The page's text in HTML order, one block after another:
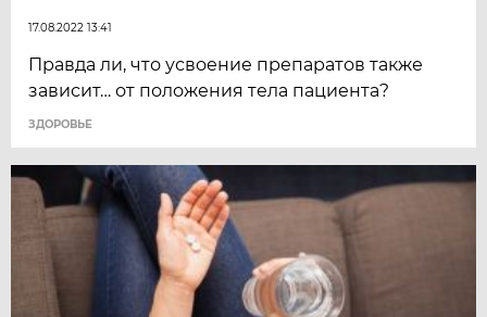
17.08.2022 13:41
Правда ли, что усвоение препаратов также
зависит… от положения тела пациента?
ЗДОРОВЬЕ